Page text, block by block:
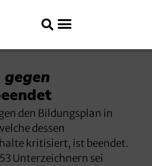
den Bildungsplan in
dessen
kritisiert, ist beendet.
Unterzeichnern sei